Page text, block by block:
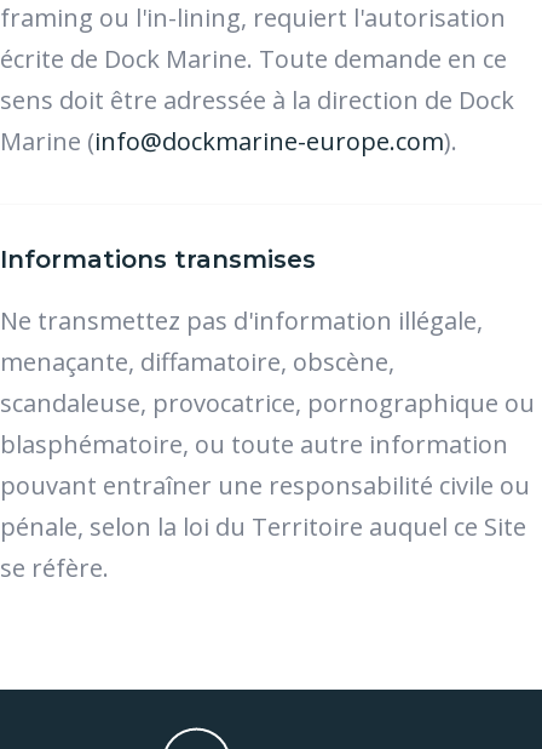
framing ou l'in-lining, requiert l'autorisation
écrite de Dock Marine. Toute demande en ce
sens doit être adressée à la direction de Dock
Marine (info@dockmarine-europe.com).
Informations transmises
Ne transmettez pas d'information illégale,
menaçante, diffamatoire, obscène,
scandaleuse, provocatrice, pornographique ou
blasphématoire, ou toute autre information
pouvant entraîner une responsabilité civile ou
pénale, selon la loi du Territoire auquel ce Site
se réfère.